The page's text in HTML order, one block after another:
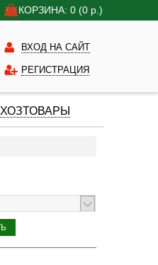
КОРЗИНА: 0 (0 р.)
ВХОД НА САЙТ
РЕГИСТРАЦИЯ
ХОЗТОВАРЫ